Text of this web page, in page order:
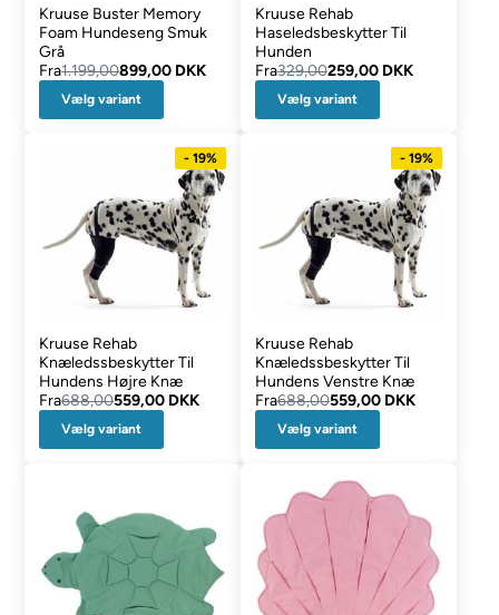
Kruuse Buster Memory
Foam Hundeseng Smuk
Grå
Fra1.199,00899,00 DKK
Vælg variant
Kruuse Rehab
Haseledsbeskytter Til
Hunden
Fra329,00259,00 DKK
Vælg variant
- 19%
Kruuse Rehab
Knæledssbeskytter Til
Hundens Højre Knæ
Fra688,00559,00 DKK
Vælg variant
- 19%
Kruuse Rehab
Knæledssbeskytter Til
Hundens Venstre Knæ
Fra688,00559,00 DKK
Vælg variant